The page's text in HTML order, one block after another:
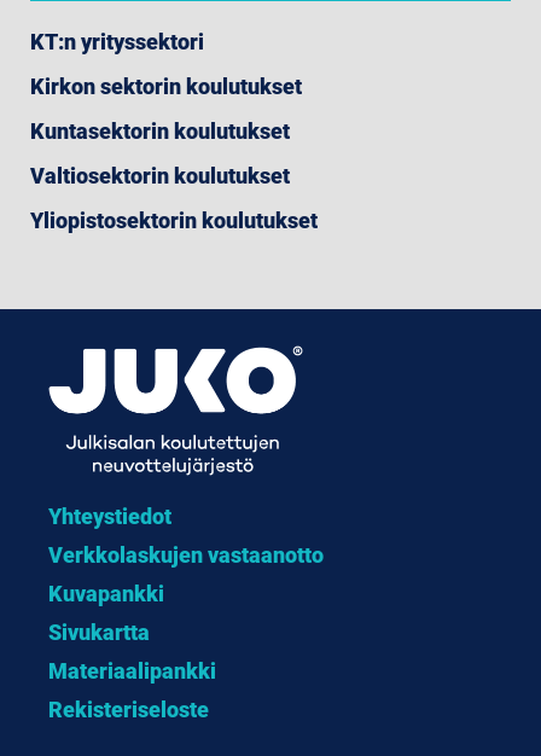
KT:n yrityssektori
Kirkon sektorin koulutukset
Kuntasektorin koulutukset
Valtiosektorin koulutukset
Yliopistosektorin koulutukset
Yhteystiedot
Verkkolaskujen vastaanotto
Kuvapankki
Sivukartta
Materiaalipankki
Rekisteriseloste